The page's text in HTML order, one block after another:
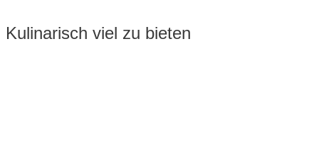
Kulinarisch viel zu bieten